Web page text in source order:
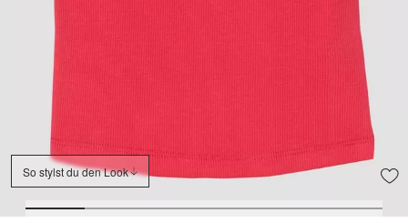
So stylst du den Look